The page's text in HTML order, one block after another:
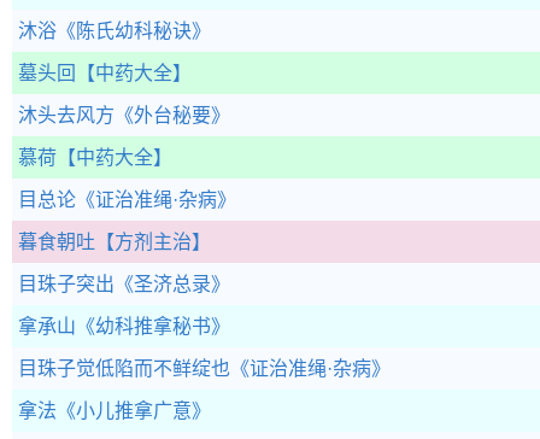
沐浴 《陈氏幼科秘诀》
墓头回 【中药大全】
沐头去风方 《外台秘要》
慕荷 【中药大全】
目总论 《证治准绳·杂病》
暮食朝吐 【方剂主治】
目珠子突出 《圣济总录》
拿承山 《幼科推拿秘书》
目珠子觉低陷而不鲜绽也 《证治准绳·杂病》
拿法 《小儿推拿广意》